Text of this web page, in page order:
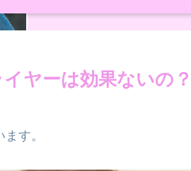
ヤーは効果ないの
す。